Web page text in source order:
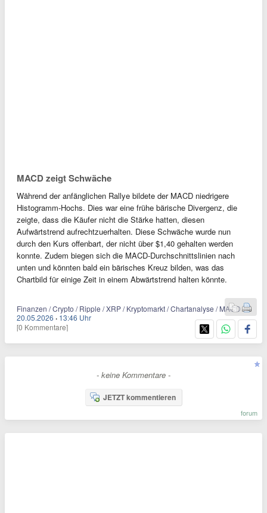
MACD zeigt Schwäche
Während der anfänglichen Rallye bildete der MACD niedrigere
Histogramm-Hochs. Dies war eine frühe bärische Divergenz, die
zeigte, dass die Käufer nicht die Stärke hatten, diesen
Aufwärtstrend aufrechtzuerhalten. Diese Schwäche wurde nun
durch den Kurs offenbart, der nicht über $1,40 gehalten werden
konnte. Zudem biegen sich die MACD-Durchschnittslinien nach
unten und könnten bald ein bärisches Kreuz bilden, was das
Chartbild für einige Zeit in einem Abwärtstrend halten könnte.
Finanzen / Crypto / Ripple / XRP / Kryptomarkt / Chartanalyse / MACD
20.05.2026 · 13:46 Uhr
[0 Kommentare]
- keine Kommentare -
JETZT kommentieren
forum